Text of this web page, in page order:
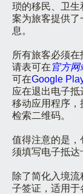
琐的移民、卫
案为旅客提供
息。
所有旅客必须
请表可在官方网
可在Google
应在退出电子
移动应用程序
检索二维码。
值得注意的是
须填写电子抵达
除了简化入境
子签证，适用